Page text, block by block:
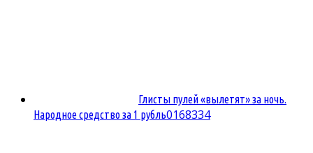
Глисты пулей «вылетят» за ночь.
Народное средство за 1 рубль0168334